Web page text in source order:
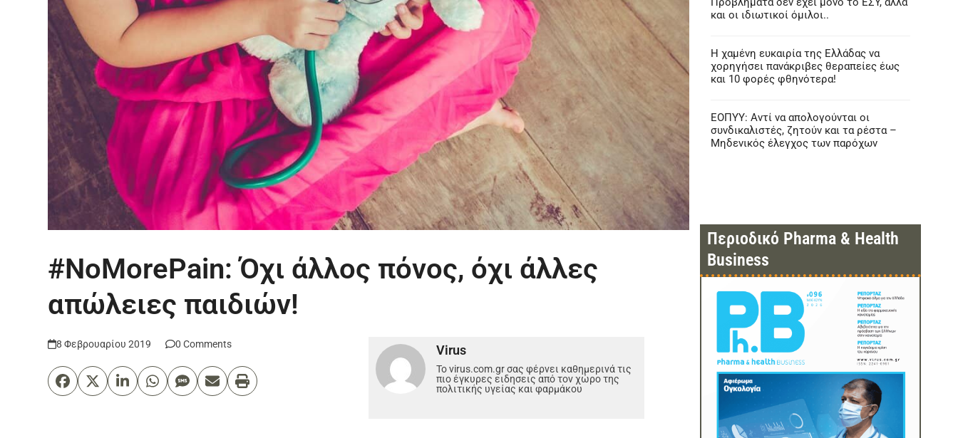
#NoMorePain: Όχι άλλος πόνος, όχι άλλες
απώλειες παιδιών!
8 Φεβρουαρίου 2019 0 Comments Virus
Το virus.com.gr σας φέρνει καθημερινά τις
πιο έγκυρες ειδησεις από τον χώρο της
πολιτικής υγείας και φαρμάκου
και οι ιδιωτικοί όμιλοι..
Η χαμένη ευκαιρία της Ελλάδας να
χορηγήσει πανάκριβες θεραπείες έως
και 10 φορές φθηνότερα!
ΕΟΠΥΥ: Αντί να απολογούνται οι
συνδικαλιστές, ζητούν και τα ρέστα –
Μηδενικός έλεγχος των παρόχων
Περιοδικό Pharma & Health
Business